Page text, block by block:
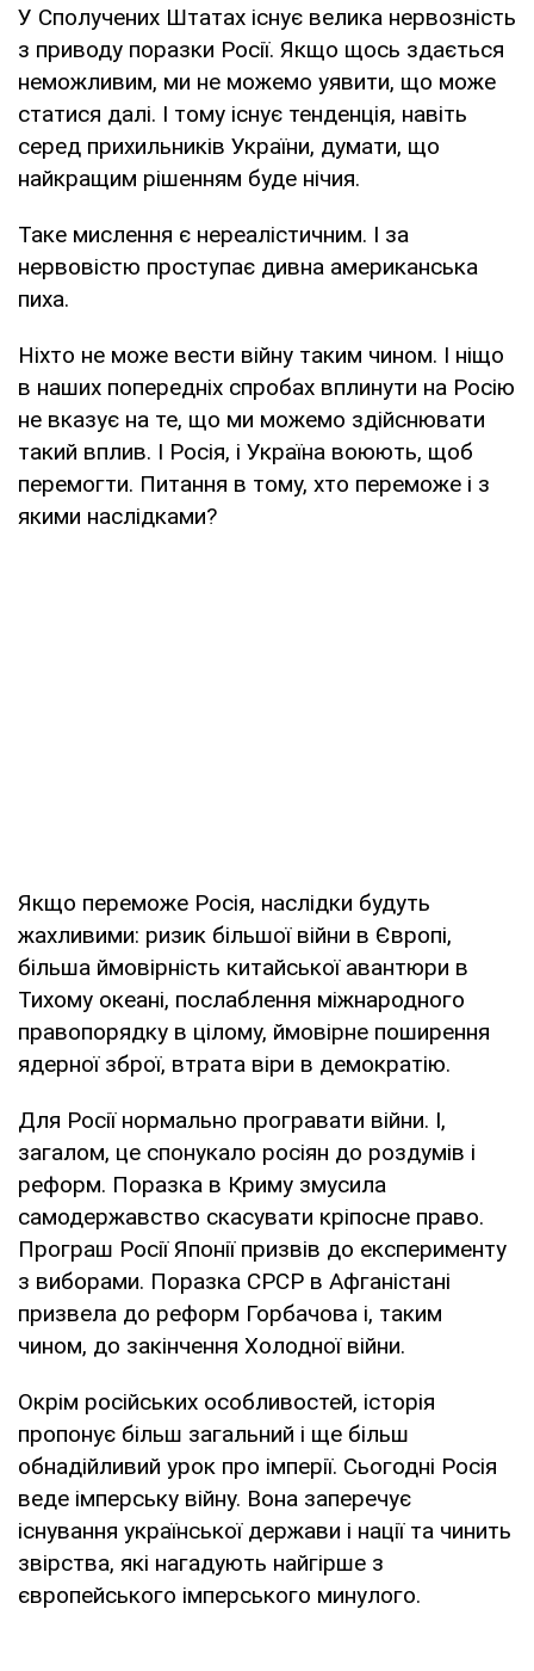
У Сполучених Штатах існує велика нервозність
з приводу поразки Росії. Якщо щось здається
неможливим, ми не можемо уявити, що може
статися далі. І тому існує тенденція, навіть
серед прихильників України, думати, що
найкращим рішенням буде нічия.
Таке мислення є нереалістичним. І за
нервовістю проступає дивна американська
пиха.
Ніхто не може вести війну таким чином. І ніщо
в наших попередніх спробах вплинути на Росію
не вказує на те, що ми можемо здійснювати
такий вплив. І Росія, і Україна воюють, щоб
перемогти. Питання в тому, хто переможе і з
якими наслідками?
Якщо переможе Росія, наслідки будуть
жахливими: ризик більшої війни в Європі,
більша ймовірність китайської авантюри в
Тихому океані, послаблення міжнародного
правопорядку в цілому, ймовірне поширення
ядерної зброї, втрата віри в демократію.
Для Росії нормально програвати війни. І,
загалом, це спонукало росіян до роздумів і
реформ. Поразка в Криму змусила
самодержавство скасувати кріпосне право.
Програш Росії Японії призвів до експерименту
з виборами. Поразка СРСР в Афганістані
призвела до реформ Горбачова і, таким
чином, до закінчення Холодної війни.
Окрім російських особливостей, історія
пропонує більш загальний і ще більш
обнадійливий урок про імперії. Сьогодні Росія
веде імперську війну. Вона заперечує
існування української держави і нації та чинить
звірства, які нагадують найгірше з
європейського імперського минулого.